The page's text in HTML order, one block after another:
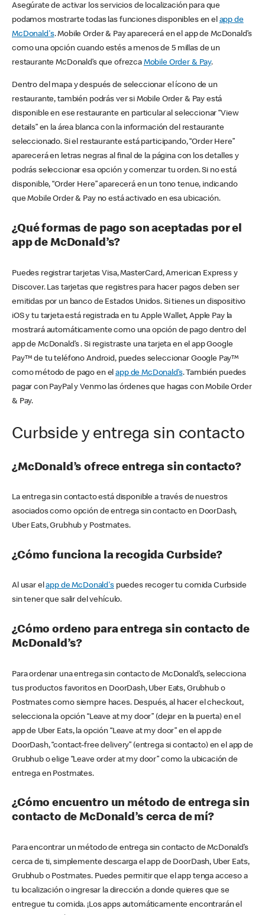
Asegúrate de activar los servicios de localización para que
podamos mostrarte todas las funciones disponibles en el app de
McDonald's. Mobile Order & Pay aparecerá en el app de McDonald’s
como una opción cuando estés a menos de 5 millas de un
restaurante McDonald’s que ofrezca Mobile Order & Pay.
Dentro del mapa y después de seleccionar el ícono de un
restaurante, también podrás ver si Mobile Order & Pay está
disponible en ese restaurante en particular al seleccionar “View
details” en la área blanca con la información del restaurante
seleccionado. Si el restaurante está participando, “Order Here”
aparecerá en letras negras al final de la página con los detalles y
podrás seleccionar esa opción y comenzar tu orden. Si no está
disponible, “Order Here” aparecerá en un tono tenue, indicando
que Mobile Order & Pay no está activado en esa ubicación.
¿Qué formas de pago son aceptadas por el
app de McDonald’s?
Puedes registrar tarjetas Visa, MasterCard, American Express y
Discover. Las tarjetas que registres para hacer pagos deben ser
emitidas por un banco de Estados Unidos. Si tienes un dispositivo
iOS y tu tarjeta está registrada en tu Apple Wallet, Apple Pay la
mostrará automáticamente como una opción de pago dentro del
app de McDonald’s . Si registraste una tarjeta en el app Google
Pay™ de tu teléfono Android, puedes seleccionar Google Pay™
como método de pago en elapp de McDonald’s. También puedes
pagar con PayPal y Venmo las órdenes que hagas con Mobile Order
& Pay.
Curbside y entrega sin contacto
¿McDonald’s ofrece entrega sin contacto?
La entrega sin contacto está disponible a través de nuestros
asociados como opción de entrega sin contacto en DoorDash,
Uber Eats, Grubhub y Postmates.
¿Cómo funciona la recogida Curbside?
Al usar elapp de McDonald'spuedes recoger tu comida Curbside
sin tener que salir del vehículo.
¿Cómo ordeno para entrega sin contacto de
McDonald’s?
Para ordenar una entrega sin contacto de McDonald’s, selecciona
tus productos favoritos en DoorDash, Uber Eats, Grubhub o
Postmates como siempre haces. Después, al hacer el checkout,
selecciona la opción “Leave at my door” (dejar en la puerta) en el
app de Uber Eats, la opción “Leave at my door” en el app de
DoorDash, “contact-free delivery” (entrega si contacto) en el app de
Grubhub o elige “Leave order at my door” como la ubicación de
entrega en Postmates.
¿Cómo encuentro un método de entrega sin
contacto de McDonald’s cerca de mí?
Para encontrar un método de entrega sin contacto de McDonald’s
cerca de ti, simplemente descarga el app de DoorDash, Uber Eats,
Grubhub o Postmates. Puedes permitir que el app tenga acceso a
tu localización o ingresar la dirección a donde quieres que se
entregue tu comida. ¡Los apps automáticamente encontrarán el